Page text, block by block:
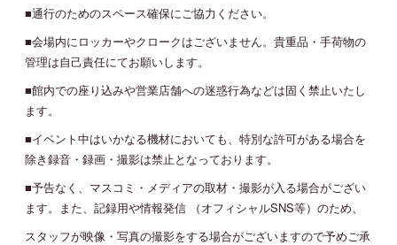
■通行のためのスペース確保にご協力ください。
■会場内にロッカーやクロークはございません。貴重品・手荷物の
管理は自己責任にてお願いします。
■館内での座り込みや営業店舗への迷惑行為などは固く禁止いたし
ます。
■イベント中はいかなる機材においても、特別な許可がある場合を
除き録音・録画・撮影は禁止となっております。
■予告なく、マスコミ・メディアの取材・撮影が入る場合がござい
ます。また、記録用や情報発信 （オフィシャルSNS等）のため、
スタッフが映像・写真の撮影をする場合がございますので予めご承